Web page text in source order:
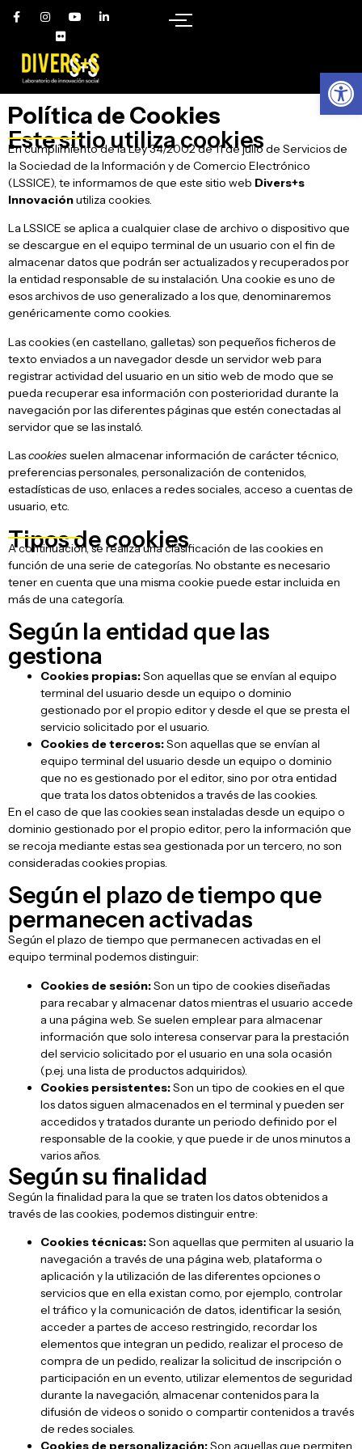
Política de Cookies
Este sitio utiliza cookies
En cumplimiento de la Ley 34/2002 de 11 de julio de Servicios de
la Sociedad de la Información y de Comercio Electrónico
(LSSICE), te informamos de que este sitio web Divers+s
Innovaciónutiliza cookies.
La LSSICE se aplica a cualquier clase de archivo o dispositivo que
se descargue en el equipo terminal de un usuario con el fin de
almacenar datos que podrán ser actualizados y recuperados por
la entidad responsable de su instalación. Una cookie es uno de
esos archivos de uso generalizado a los que, denominaremos
genéricamente como cookies.
Las cookies (en castellano, galletas) son pequeños ficheros de
texto enviados a un navegador desde un servidor web para
registrar actividad del usuario en un sitio web de modo que se
pueda recuperar esa información con posterioridad durante la
navegación por las diferentes páginas que estén conectadas al
servidor que se las instaló.
Lascookiessuelen almacenar información de carácter técnico,
preferencias personales, personalización de contenidos,
estadísticas de uso, enlaces a redes sociales, acceso a cuentas de
usuario, etc.
Tipos de cookies
A continuación, se realiza una clasificación de las cookies en
función de una serie de categorías. No obstante es necesario
tener en cuenta que una misma cookie puede estar incluida en
más de una categoría.
Según la entidad que las
gestiona
Cookies propias:Son aquellas que se envían al equipo
terminal del usuario desde un equipo o dominio
gestionado por el propio editor y desde el que se presta el
servicio solicitado por el usuario.
Cookies de terceros:Son aquellas que se envían al
equipo terminal del usuario desde un equipo o dominio
que no es gestionado por el editor, sino por otra entidad
que trata los datos obtenidos a través de las cookies.
En el caso de que las cookies sean instaladas desde un equipo o
dominio gestionado por el propio editor, pero la información que
se recoja mediante estas sea gestionada por un tercero, no son
consideradas cookies propias.
Según el plazo de tiempo que
permanecen activadas
Según el plazo de tiempo que permanecen activadas en el
equipo terminal podemos distinguir:
Cookies de sesión:Son un tipo de cookies diseñadas
para recabar y almacenar datos mientras el usuario accede
a una página web. Se suelen emplear para almacenar
información que solo interesa conservar para la prestación
del servicio solicitado por el usuario en una sola ocasión
(p.ej. una lista de productos adquiridos).
Cookies persistentes:Son un tipo de cookies en el que
los datos siguen almacenados en el terminal y pueden ser
accedidos y tratados durante un periodo definido por el
responsable de la cookie, y que puede ir de unos minutos a
varios años.
Según su finalidad
Según la finalidad para la que se traten los datos obtenidos a
través de las cookies, podemos distinguir entre:
Cookies técnicas:Son aquellas que permiten al usuario la
navegación a través de una página web, plataforma o
aplicación y la utilización de las diferentes opciones o
servicios que en ella existan como, por ejemplo, controlar
el tráfico y la comunicación de datos, identificar la sesión,
acceder a partes de acceso restringido, recordar los
elementos que integran un pedido, realizar el proceso de
compra de un pedido, realizar la solicitud de inscripción o
participación en un evento, utilizar elementos de seguridad
durante la navegación, almacenar contenidos para la
difusión de videos o sonido o compartir contenidos a través
de redes sociales.
Cookies de personalización:Son aquellas que permiten